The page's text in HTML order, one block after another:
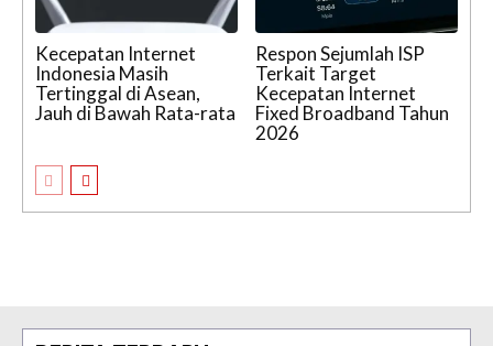
Kecepatan Internet
Indonesia Masih
Tertinggal di Asean,
Jauh di Bawah Rata-rata
Respon Sejumlah ISP
Terkait Target
Kecepatan Internet
Fixed Broadband Tahun
2026